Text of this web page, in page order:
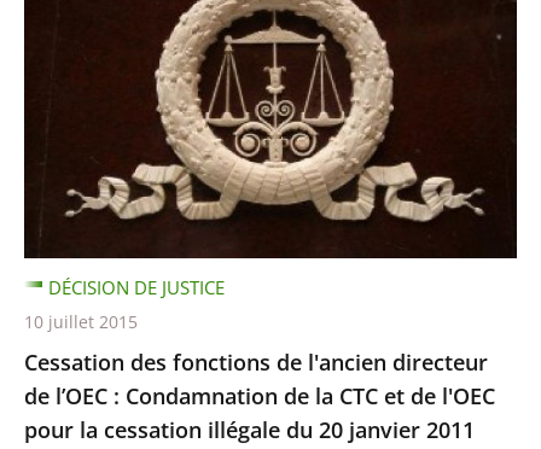
Cessation des fonctions de l'ancien directeur
de l’OEC : Condamnation de la CTC et de l'OEC
pour la cessation illégale du 20 janvier 2011
DÉCISION DE JUSTICE
10 juillet 2015